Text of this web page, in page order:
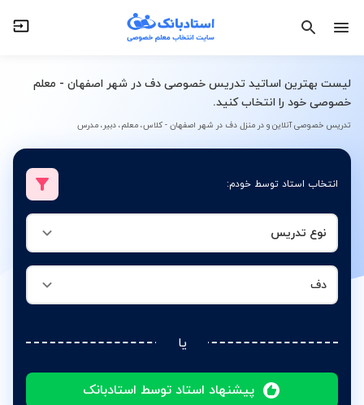
لیست بهترین اساتید تدریس خصوصی دف در شهر اصفهان - معلم
خصوصی خود را انتخاب کنید.
تدریس خصوصی آنلاین و در منزل دف در شهر اصفهان - کلاس، معلم، دبیر، مدرس
انتخاب استاد توسط خودم:
نوع تدریس
دف
یا
پیشنهاد استاد توسط استادبانک
دف